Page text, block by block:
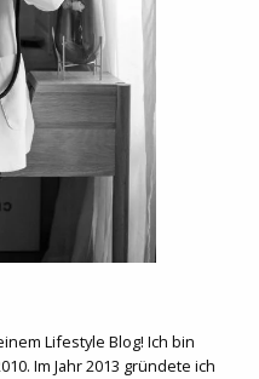
Lifestyle Blog! Ich bin
Im Jahr 2013 gründete ich